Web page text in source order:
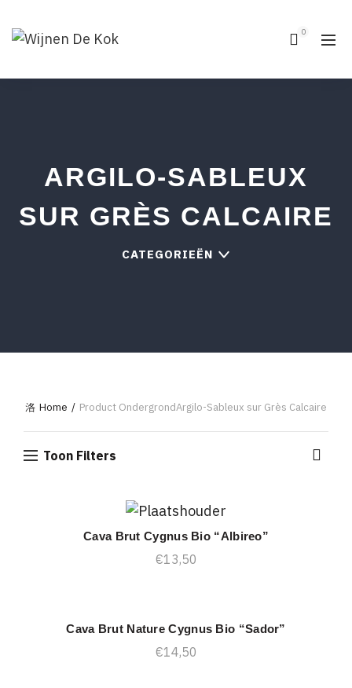
0
ARGILO-SABLEUX
SUR GRÈS CALCAIRE
CATEGORIEËN
Home Product OndergrondArgilo-Sableux sur Grès Calcaire
Toon Filters
TOEVOEGEN AAN WINKELWAGEN
Cava Brut Cygnus Bio “Albireo”
€13,50
TOEVOEGEN AAN WINKELWAGEN
Cava Brut Nature Cygnus Bio “Sador”
€14,50